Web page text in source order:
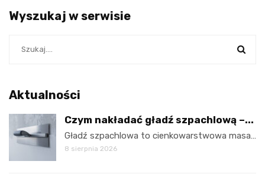
Wyszukaj w serwisie
Aktualności
Czym nakładać gładź szpachlową –...
Gładź szpachlowa to cienkowarstwowa masa…
8 sierpnia 2026